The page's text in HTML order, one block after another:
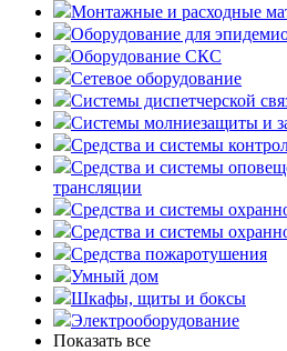
Монтажные и расходные
Оборудование для
Оборудование СКС
Сетевое оборудование
Системы диспетчерской
Системы молниезащиты и
Средства и системы
Средства и системы
трансляции
Средства и системы
Средства и системы
Средства пожаротушения
Умный дом
Шкафы, щиты и боксы
Электрооборудование
Показать все